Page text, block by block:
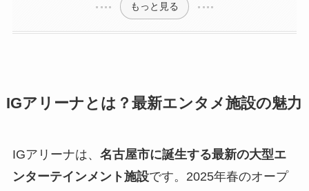
もっと見る
IGアリーナとは？最新エンタメ施設の魅力
IGアリーナは、 名古屋市に誕生する最新の大型エ
ンターテインメント施設です。2025年春のオープ